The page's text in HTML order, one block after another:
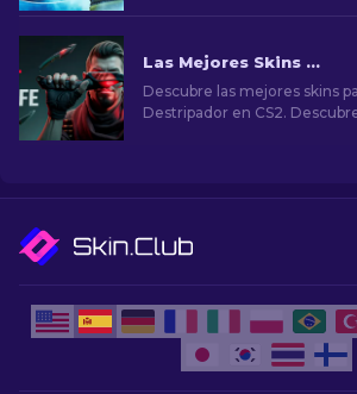
Las Mejores Skins para Cuchillo Destripador en CS2 [2026]
Descubre las mejores skins
Destripador en CS2.